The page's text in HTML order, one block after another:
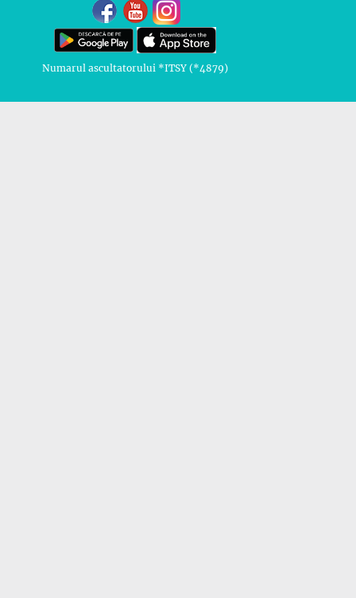
Numarul ascultatorului *ITSY (*4879)